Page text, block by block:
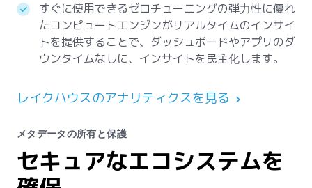
すぐに使用できるゼロチューニングの弾力性に優れ
たコンピュートエンジンがリアルタイムのインサイ
トを提供することで、ダッシュボードやアプリのダ
ウンタイムなしに、インサイトを民主化します。
レイクハウスのアナリティクスを見る
メタデータの所有と保護
セキュアなエコシステムを